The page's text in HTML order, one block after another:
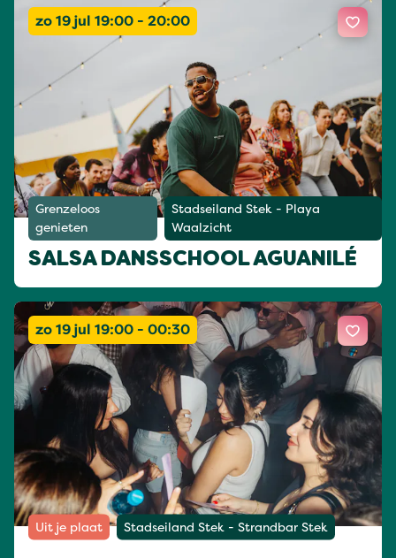
zo 19 jul 19:00 - 20:00
Grenzeloos
genieten
Stadseiland Stek - Playa
Waalzicht
SALSA DANSSCHOOL AGUANILÉ
zo 19 jul 19:00 - 00:30
Uit je plaat Stadseiland Stek - Strandbar Stek